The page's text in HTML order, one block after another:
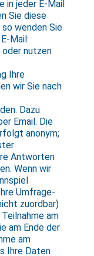
in jeder E-Mail
Sie diese
wenden Sie
Mail:
nutzen
Ihre
wir Sie nach
Dazu
Email. Die
anonym;
Antworten
Wenn wir
Umfrage-
zuordbar)
am
am Ende der
am
Ihre Daten